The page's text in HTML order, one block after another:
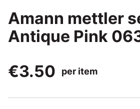
Amann mettler
Antique Pink
€3.50
per item